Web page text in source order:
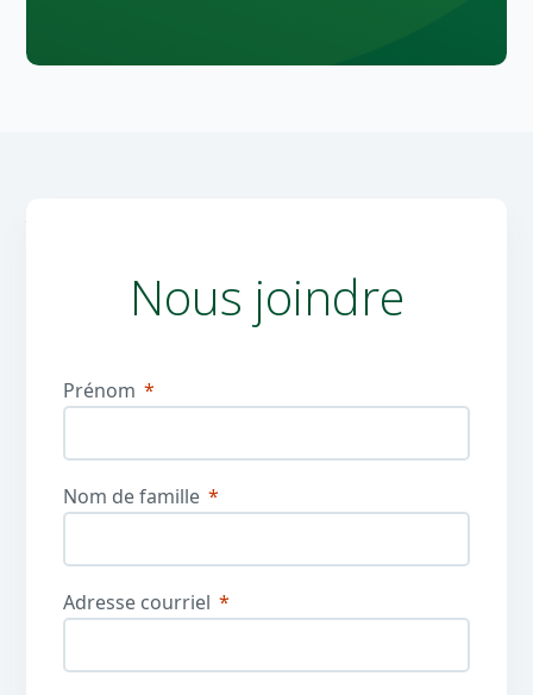
Nous joindre
Prénom
Nom de famille
Adresse courriel